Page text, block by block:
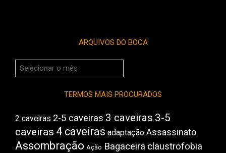
ARQUIVOS DO BOCA
Arquivos
do
TERMOS MAIS PROCURADOS
2 caveiras 2-5 caveiras 3 caveiras 3-5
caveiras 4 caveiras adaptação Assassinato
Assombração Ação Bagaceira claustrofobia